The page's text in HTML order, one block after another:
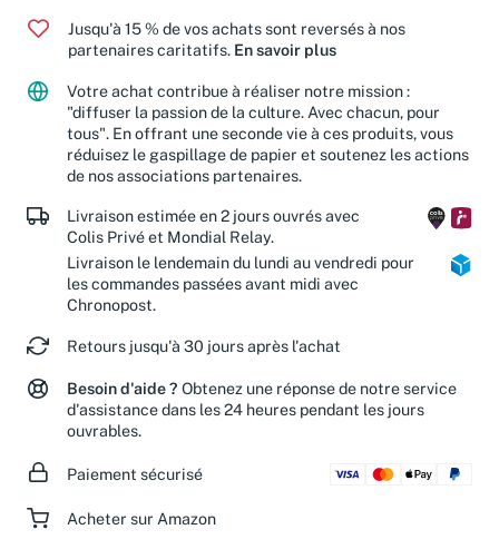
Jusqu'à 15 % de vos achats sont reversés à nos
partenaires caritatifs. En savoir plus
Votre achat contribue à réaliser notre mission :
"diffuser la passion de la culture. Avec chacun, pour
tous". En offrant une seconde vie à ces produits, vous
réduisez le gaspillage de papier et soutenez les actions
de nos associations partenaires.
Livraison estimée en 2 jours ouvrés avec
Colis Privé et Mondial Relay.
Livraison le lendemain du lundi au vendredi pour
les commandes passées avant midi avec
Chronopost.
Retours jusqu'à 30 jours après l'achat
Besoin d'aide ? Obtenez une réponse de notre service
d'assistance dans les 24 heures pendant les jours
ouvrables.
Paiement sécurisé
Acheter sur Amazon